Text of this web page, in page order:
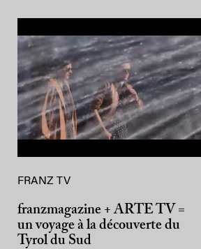
FRANZ TV
franzmagazine + ARTE TV =
un voyage à la découverte du
Tyrol du Sud